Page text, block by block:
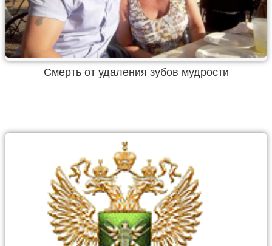
Смерть от удаления зубов мудрости